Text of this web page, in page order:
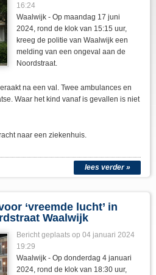
16:24
Waalwijk - Op maandag 17 juni
2024, rond de klok van 15:15 uur,
kreeg de politie van Waalwijk een
melding van een ongeval aan de
Noordstraat.
na een val. Twee ambulances en
Waar het kind vanaf is gevallen is niet
naar een ziekenhuis.
lees verder »
‘vreemde lucht’ in
Waalwijk
Bericht geplaats op 04 januari 2024
19:29
Waalwijk - Op donderdag 4 januari
2024, rond de klok van 18:30 uur,